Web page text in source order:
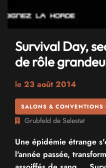
Survival Day,
de rôle
le 23 août 2014
SALONS & CONVENTIONS
Grubfeld de Selestat
Une épidémie étrange
l'année passée,